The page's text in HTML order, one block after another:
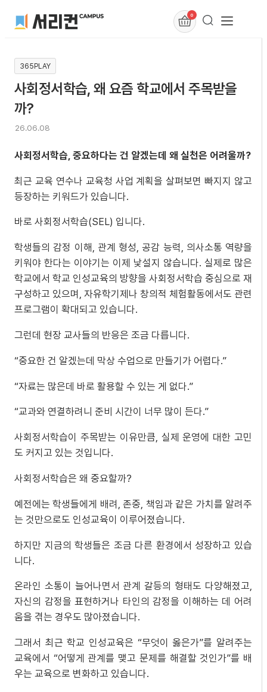
0
365PLAY
사회정서학습, 왜 요즘 학교에서 주목받을
까?
26.06.08
사회정서학습, 중요하다는 건 알겠는데 왜 실천은 어려울까?
최근 교육 연수나 교육청 사업 계획을 살펴보면 빠지지 않고
등장하는 키워드가 있습니다.
바로 사회정서학습(SEL) 입니다.
학생들의 감정 이해, 관계 형성, 공감 능력, 의사소통 역량을
키워야 한다는 이야기는 이제 낯설지 않습니다. 실제로 많은
학교에서 학교 인성교육의 방향을 사회정서학습 중심으로 재
구성하고 있으며, 자유학기제나 창의적 체험활동에서도 관련
프로그램이 확대되고 있습니다.
그런데 현장 교사들의 반응은 조금 다릅니다.
“중요한 건 알겠는데 막상 수업으로 만들기가 어렵다.”
“자료는 많은데 바로 활용할 수 있는 게 없다.”
“교과와 연결하려니 준비 시간이 너무 많이 든다.”
사회정서학습이 주목받는 이유만큼, 실제 운영에 대한 고민
도 커지고 있는 것입니다.
사회정서학습은 왜 중요할까?
예전에는 학생들에게 배려, 존중, 책임과 같은 가치를 알려주
는 것만으로도 인성교육이 이루어졌습니다.
하지만 지금의 학생들은 조금 다른 환경에서 성장하고 있습
니다.
온라인 소통이 늘어나면서 관계 갈등의 형태도 다양해졌고,
자신의 감정을 표현하거나 타인의 감정을 이해하는 데 어려
움을 겪는 경우도 많아졌습니다.
그래서 최근 학교 인성교육은 “무엇이 옳은가”를 알려주는
교육에서 “어떻게 관계를 맺고 문제를 해결할 것인가”를 배
우는 교육으로 변화하고 있습니다.